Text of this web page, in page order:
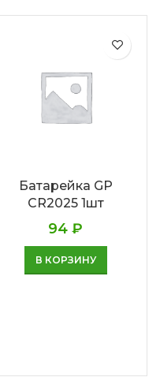
Батарейка GP
CR2025 1шт
94₽
В КОРЗИНУ